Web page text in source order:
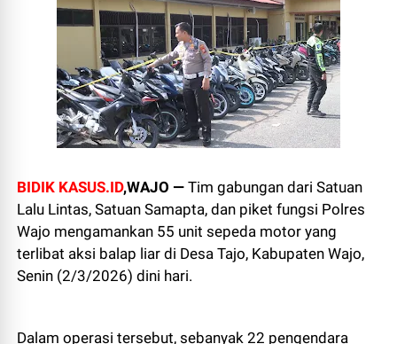
BIDIK KASUS.ID,WAJO —Tim gabungan dari Satuan
Lalu Lintas, Satuan Samapta, dan piket fungsi Polres
Wajo mengamankan 55 unit sepeda motor yang
terlibat aksi balap liar di Desa Tajo, Kabupaten Wajo,
Senin (2/3/2026) dini hari.
Dalam operasi tersebut, sebanyak 22 pengendara